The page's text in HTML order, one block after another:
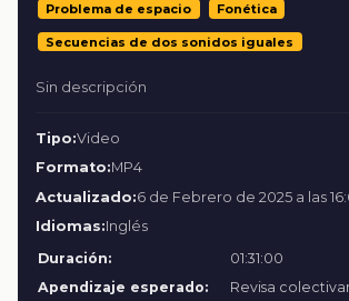
Problema de espacio Fonética
Secuencias de dos sonidos iguales
Sin descripción
Tipo:Video
Formato:MP4
Actualizado:6 de Febrero de 2025 a las
Idiomas:Inglés
Duración:
01:31:00
Apendizaje esperado:
Revisa